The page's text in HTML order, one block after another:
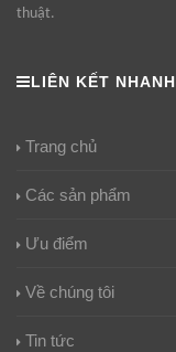
thuật.
LIÊN KẾT NHANH
Trang chủ
Các sản phẩm
Ưu điểm
Về chúng tôi
Tin tức